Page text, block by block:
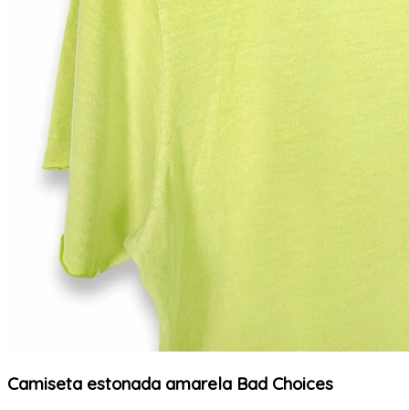
Camiseta estonada amarela Bad Choices